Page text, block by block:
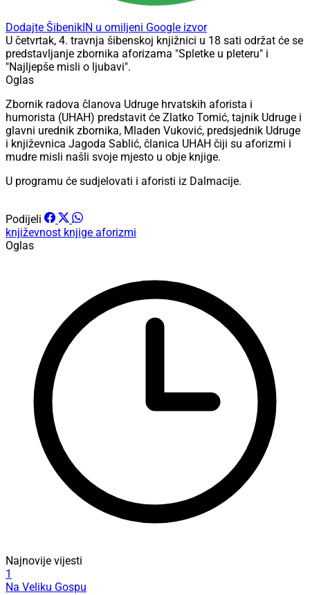
Dodajte ŠibenikIN u omiljeni Google izvor
U četvrtak, 4. travnja šibenskoj knjižnici u 18 sati održat će se
predstavljanje zbornika aforizama "Spletke u pleteru" i
"Najljepše misli o ljubavi".
Oglas
Zbornik radova članova Udruge hrvatskih aforista i
humorista (UHAH) predstavit će Zlatko Tomić, tajnik Udruge i
glavni urednik zbornika, Mladen Vuković, predsjednik Udruge
i književnica Jagoda Sablić, članica UHAH čiji su aforizmi i
mudre misli našli svoje mjesto u obje knjige.
U programu će sudjelovati i aforisti iz Dalmacije.
Podijeli
književnost knjige aforizmi
Oglas
Najnovije vijesti
1
Na Veliku Gospu